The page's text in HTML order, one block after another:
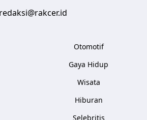
redaksi@rakcer.id
Otomotif
Gaya Hidup
Wisata
Hiburan
Selebritis